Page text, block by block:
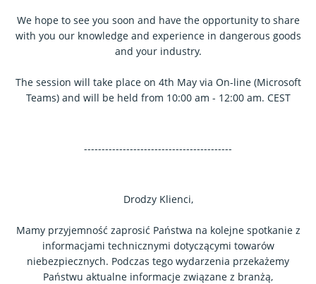
We hope to see you soon and have the opportunity to share
with you our knowledge and experience in dangerous goods
and your industry.
The session will take place on 4th May via On-line (Microsoft
Teams) and will be held from 10:00 am - 12:00 am. CEST
------------------------------------------
Drodzy Klienci,
Mamy przyjemność zaprosić Państwa na kolejne spotkanie z
informacjami technicznymi dotyczącymi towarów
niebezpiecznych. Podczas tego wydarzenia przekażemy
Państwu aktualne informacje związane z branżą,